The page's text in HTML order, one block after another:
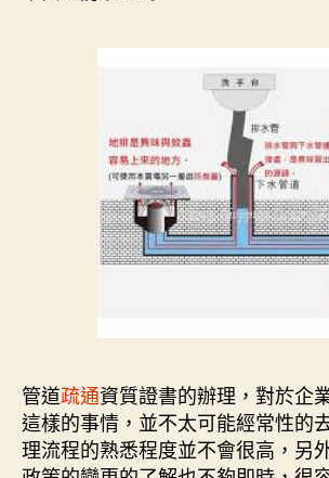
管道疏通資質證書的辦理，對於企
這樣的事情，並不太可能經常性的
理流程的熟悉程度並不會很高，另